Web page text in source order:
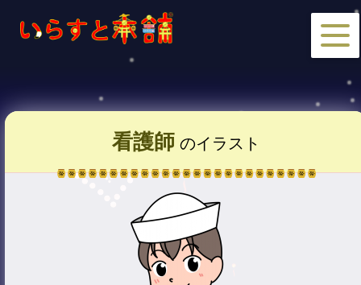
看護師 のイラスト